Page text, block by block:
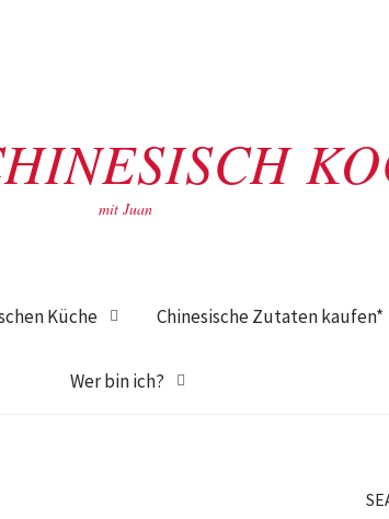
mit Juan
Küche Chinesische Zutaten kaufen*
Wer bin ich?